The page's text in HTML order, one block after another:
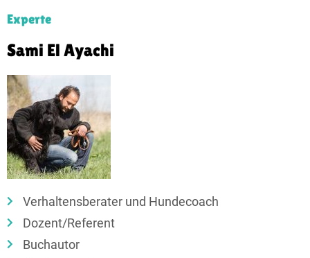
Experte
Sami El Ayachi
Verhaltensberater und Hundecoach
Dozent/Referent
Buchautor